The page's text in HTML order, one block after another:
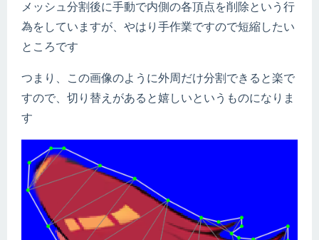
メッシュ分割後に手動で内側の各頂点を削除という行
為をしていますが、やはり手作業ですので短縮したい
ところです
つまり、この画像のように外周だけ分割できると楽で
すので、切り替えがあると嬉しいというものになりま
す